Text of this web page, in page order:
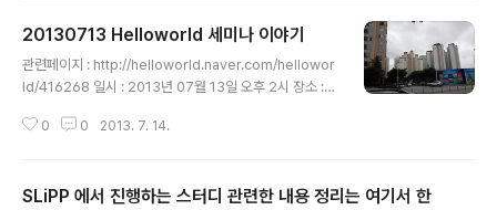
스 관리를 위한 도구로 사용할 수 있지 않을까라는 상상을
잠시 해본다. 사용하려는 서버환경을 구축한 후에 이것을
box로 만들어 확장하는 서버 이미지를 대신하도록 만들어
(내가 우분투를 설치하고 로그인하여 처음 실행하는 sudo
20130713 Helloworld 세미나 이야기
관련페이지 : http://helloworld.naver.com/hellowor
ld/416268 일시 : 2013년 07월 13일 오후 2시 장소 :
고급 아파트들이 둘러쳐져 있다. 처음으로 와본 그린 팩토
들 중 누군가는 그린팩토리의 창으로 비치는 태양이 눈부
0 0 2013. 7. 14.
SLiPP 에서 진행하는 스터디 관련한 내용 정리는 여기서 한